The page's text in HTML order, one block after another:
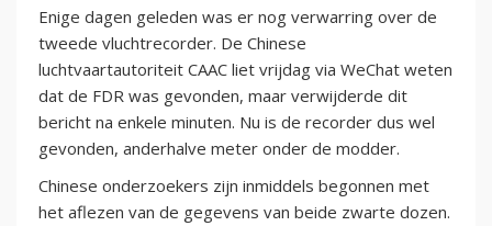
Enige dagen geleden was er nog verwarring over de
tweede vluchtrecorder. De Chinese
luchtvaartautoriteit CAAC liet vrijdag via WeChat weten
dat de FDR was gevonden, maar verwijderde dit
bericht na enkele minuten. Nu is de recorder dus wel
gevonden, anderhalve meter onder de modder.
Chinese onderzoekers zijn inmiddels begonnen met
het aflezen van de gegevens van beide zwarte dozen.